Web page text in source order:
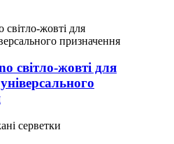
світло-жовті для